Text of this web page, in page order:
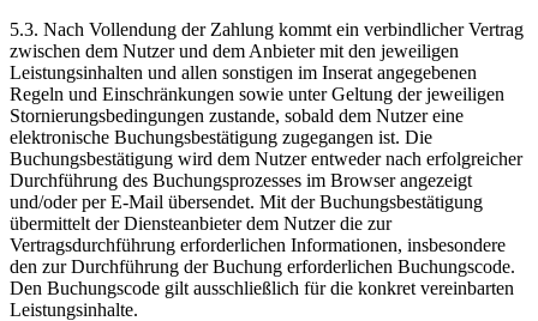
5.3. Nach Vollendung der Zahlung kommt ein verbindlicher Vertrag
zwischen dem Nutzer und dem Anbieter mit den jeweiligen
Leistungsinhalten und allen sonstigen im Inserat angegebenen
Regeln und Einschränkungen sowie unter Geltung der jeweiligen
Stornierungsbedingungen zustande, sobald dem Nutzer eine
elektronische Buchungsbestätigung zugegangen ist. Die
Buchungsbestätigung wird dem Nutzer entweder nach erfolgreicher
Durchführung des Buchungsprozesses im Browser angezeigt
und/oder per E-Mail übersendet. Mit der Buchungsbestätigung
übermittelt der Diensteanbieter dem Nutzer die zur
Vertragsdurchführung erforderlichen Informationen, insbesondere
den zur Durchführung der Buchung erforderlichen Buchungscode.
Den Buchungscode gilt ausschließlich für die konkret vereinbarten
Leistungsinhalte.